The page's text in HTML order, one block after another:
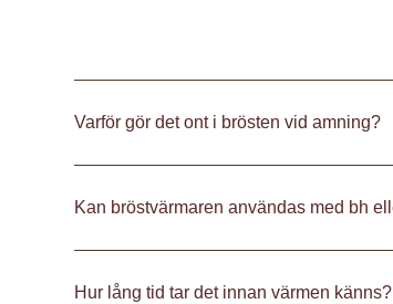
Varför gör det ont i brösten vid amning?
Kan bröstvärmaren användas med bh
Hur lång tid tar det innan värmen känns?